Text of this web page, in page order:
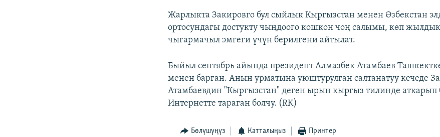
Жарлыкта Закировго бул сыйлык Кыргызстан менен Өзбекстан
ортосундагы достукту чыңдоого кошкон чоң салымы, көп
чыгармачыл эмгеги үчүн берилгени айтылат.
Быйыл сентябрь айында президент Алмазбек Атамбаев
менен барган. Анын урматына уюштурулган салтанатуу кечеде
Атамбаевдин "Кыргызстан" деген ырын кыргыз тилинде аткарып
Интернетте тараган болчу. (RK)
Бөлүшүңүз Катталыңыз Принтер